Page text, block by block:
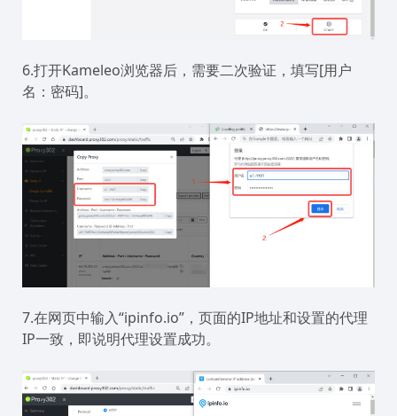
6.打开Kameleo浏览器后，需要二次验证，填写[用户
名：密码]。
7.在网页中输入“ipinfo.io”，页面的IP地址和设置的代理
IP一致，即说明代理设置成功。